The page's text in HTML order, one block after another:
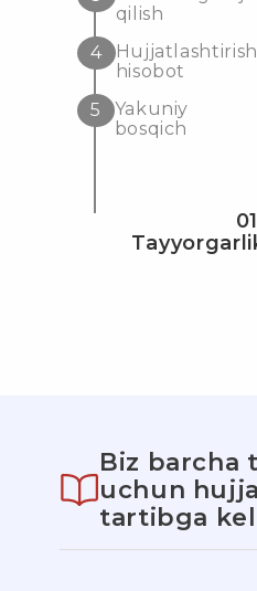
qilish
4
hisobot
5
Yakuniy
bosqich
01
Biz barcha
uchun
tartibga